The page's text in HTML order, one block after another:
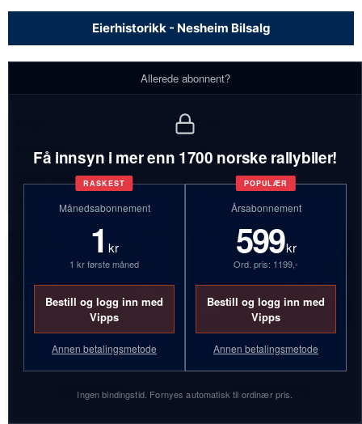
Eierhistorikk - Nesheim Bilsalg
Allerede abonnent?
Få innsyn i mer enn 1700 norske rallybiler!
RASKEST
Månedsabonnement
1 kr
1 kr første måned
Bestill og logg inn med
Vipps
Annen betalingsmetode
POPULÆR
Årsabonnement
599kr
Ord. pris: 1199,-
Bestill og logg inn med
Vipps
Annen betalingsmetode
Ingen bindingstid. Fornyes automatisk til ordinær pris.
Eierhistorikk - Nesheim Bilsalg
2 biler
Bilmerker:
Aktive biler:
CC76026
Volvo 242
JV25304
Ford Sierra